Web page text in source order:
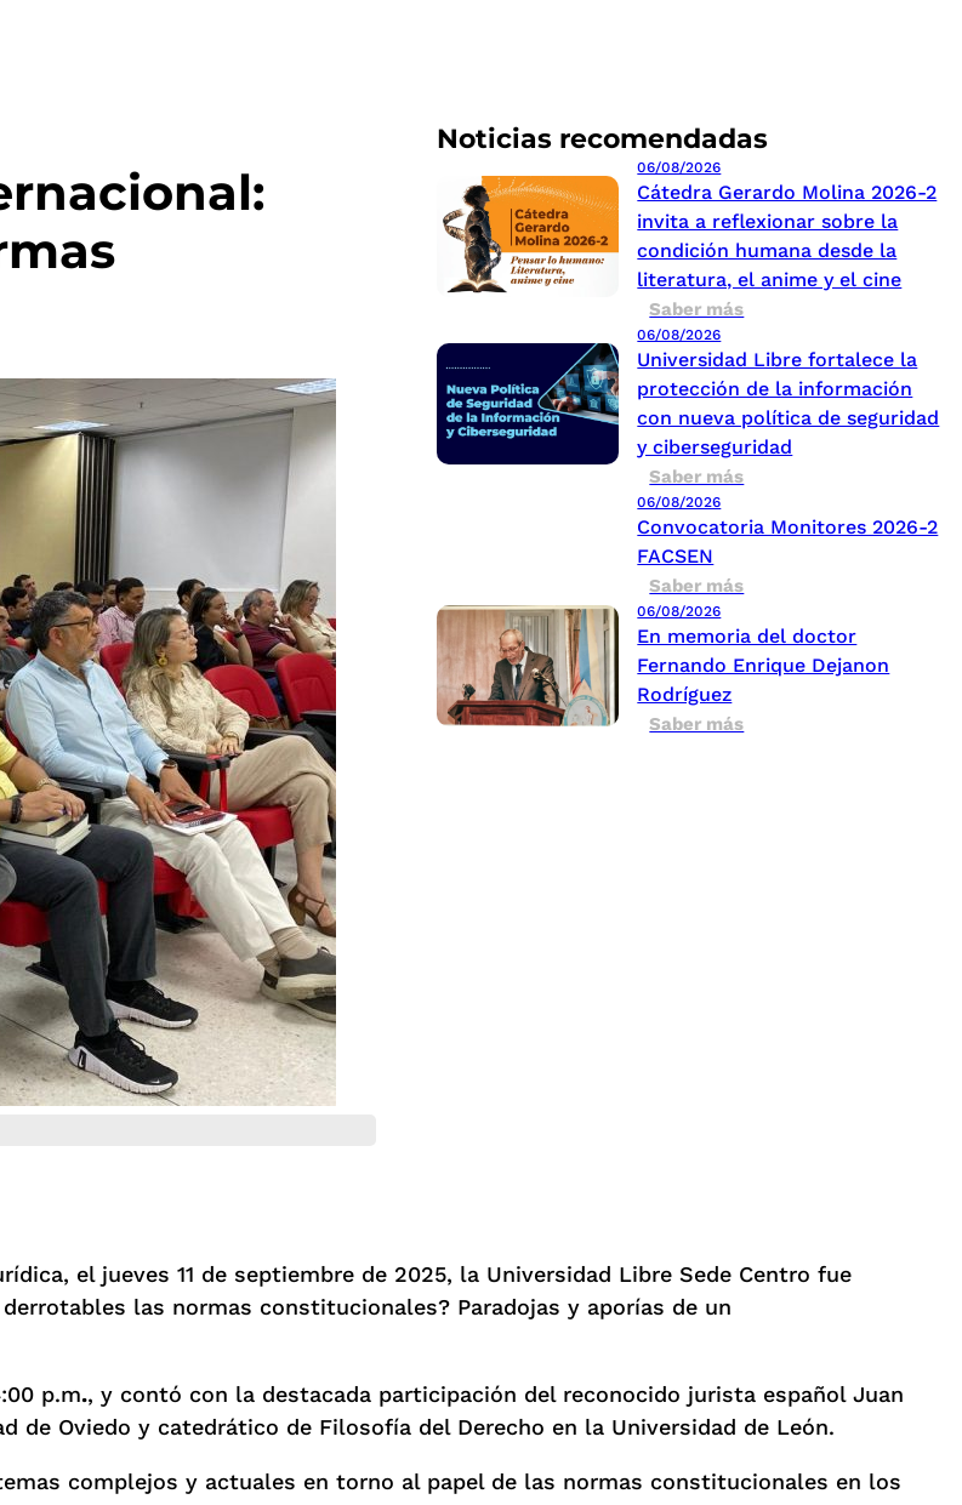
Noticias recomendadas
06/08/2026
Cátedra Gerardo Molina 2026-2
invita a reflexionar sobre la
condición humana desde la
literatura, el anime y el cine
Saber más
06/08/2026
Universidad Libre fortalece la
protección de la información
con nueva política de seguridad
y ciberseguridad
Saber más
06/08/2026
Convocatoria Monitores 2026-2
FACSEN
Saber más
06/08/2026
En memoria del doctor
Fernando Enrique Dejanon
Rodríguez
Saber más
el jueves 11 de septiembre de 2025, la Universidad Libre Sede Centro fue
las normas constitucionales? Paradojas y aporías de un
p.m., y contó con la destacada participación del reconocido jurista español Juan
de Oviedo y catedrático de Filosofía del Derecho en la Universidad de León.
complejos y actuales en torno al papel de las normas constitucionales en los